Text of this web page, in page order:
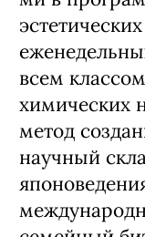
всем
химических
ме­тод
научный